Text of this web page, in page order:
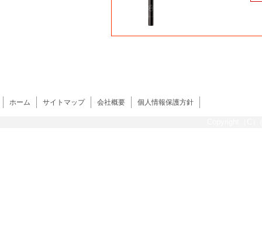
ホーム サイトマップ 会社概要 個人情報保護方針